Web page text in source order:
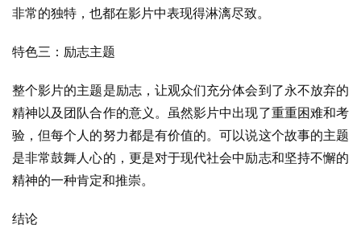
非常的独特，也都在影片中表现得淋漓尽致。
特色三：励志主题
整个影片的主题是励志，让观众们充分体会到了永不放弃的
精神以及团队合作的意义。虽然影片中出现了重重困难和考
验，但每个人的努力都是有价值的。可以说这个故事的主题
是非常鼓舞人心的，更是对于现代社会中励志和坚持不懈的
精神的一种肯定和推崇。
结论